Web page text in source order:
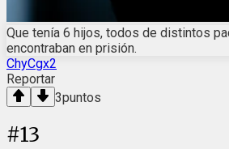
Que tenía 6 hijos, todos de distintos
encontraban en prisión.
ChyCgx2
Reportar
3puntos
#13